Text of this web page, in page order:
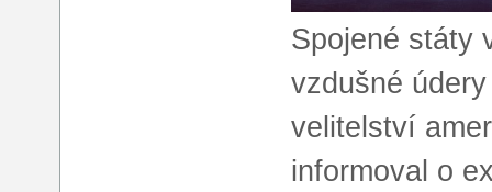
Spojené státy
vzdušné
velitelství
informoval o